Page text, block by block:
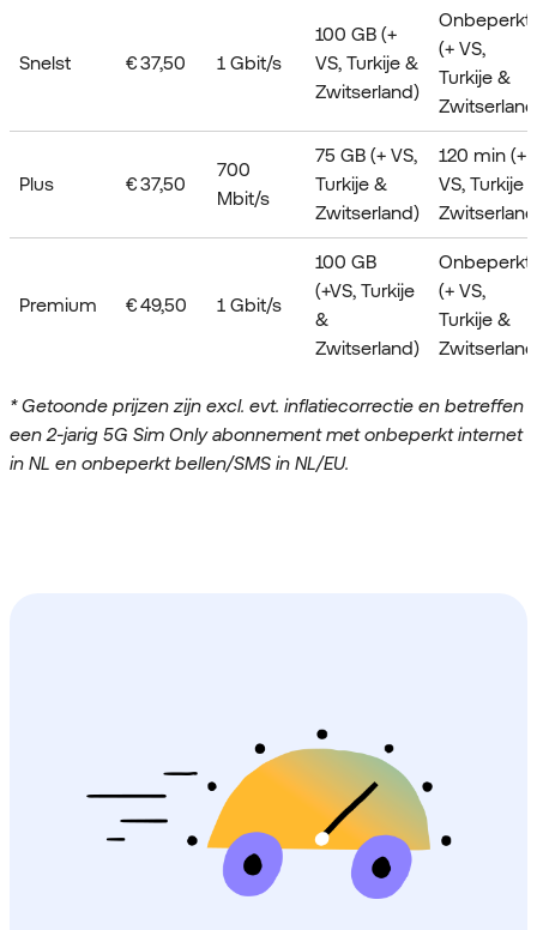
Snelst € 37,50 1 Gbit/s
100 GB (+
VS, Turkije &
Zwitserland)
Onbeperkt
(+ VS,
Turkije &
Plus € 37,50
700
Mbit/s
75 GB (+ VS,
Turkije &
Zwitserland)
120 min (+
VS, Turkije
Premium € 49,50 1 Gbit/s
100 GB
(+VS, Turkije
&
Zwitserland)
Onbeperkt
(+ VS,
Turkije &
* Getoonde prijzen zijn excl. evt. inflatiecorrectie en betreffen
een 2-jarig 5G Sim Only abonnement met onbeperkt internet
in NL en onbeperkt bellen/SMS in NL/EU.